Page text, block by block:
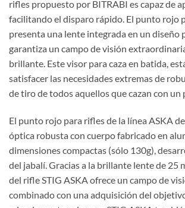
rifles propuesto por BITRABI es capaz de
facilitando el disparo rápido. El punto rojo
presenta una lente integrada en un diseño
garantiza un campo de visión
brillante. Este visor para caza en batida,
satisfacer las necesidades extremas de
de tiro de todos aquellos que cazan con un
El punto rojo para rifles de la línea ASKA
óptica robusta con cuerpo fabricado en
dimensiones compactas (sólo 130g),
del jabalí. Gracias a la brillante lente de 25
del rifle STIG ASKA ofrece un campo de
combinado con una adquisición del